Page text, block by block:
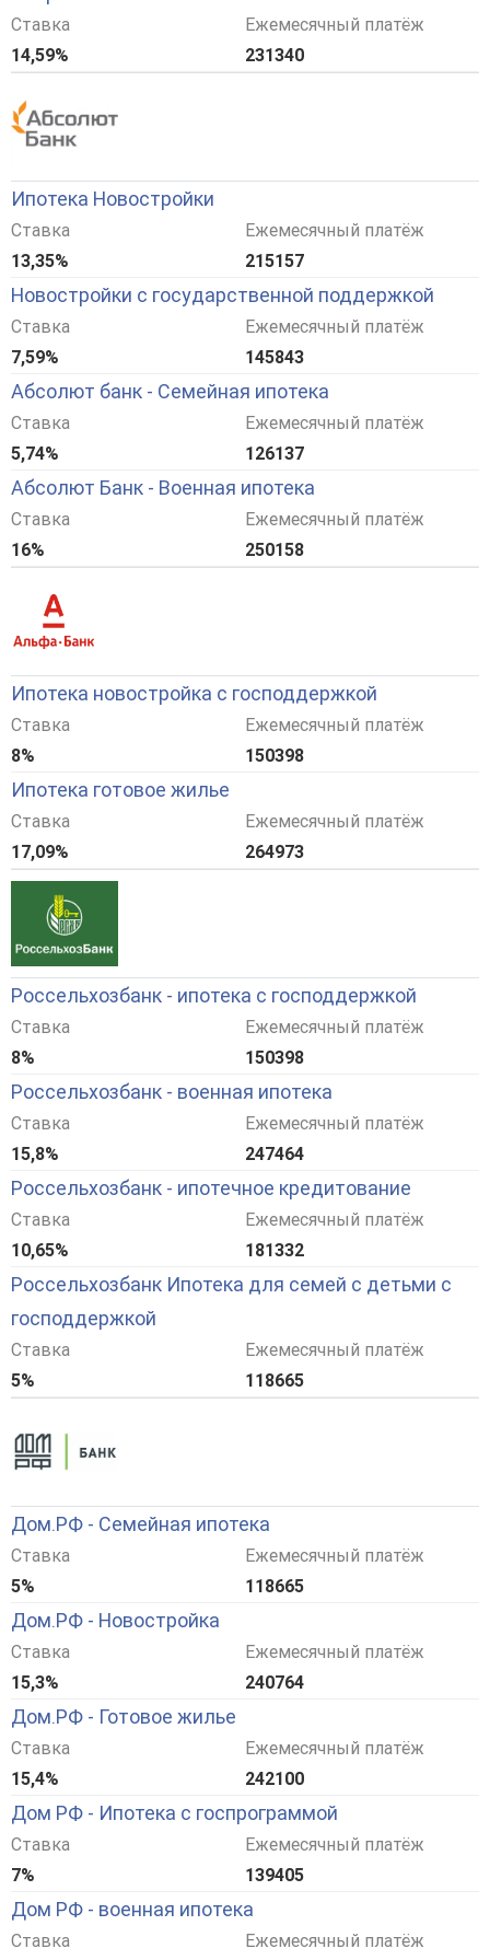
Ставка
14,59%
Ежемесячный платёж
231340
Ипотека Новостройки
Ставка
13,35%
Ежемесячный платёж
215157
Новостройки с государственной поддержкой
Ставка
7,59%
Ежемесячный платёж
145843
Абсолют банк - Семейная ипотека
Ставка
5,74%
Ежемесячный платёж
126137
Абсолют Банк - Военная ипотека
Ставка
16%
Ежемесячный платёж
250158
Ипотека новостройка с господдержкой
Ставка
8%
Ежемесячный платёж
150398
Ипотека готовое жилье
Ставка
17,09%
Ежемесячный платёж
264973
Россельхозбанк - ипотека с господдержкой
Ставка
8%
Ежемесячный платёж
150398
Россельхозбанк - военная ипотека
Ставка
15,8%
Ежемесячный платёж
247464
Россельхозбанк - ипотечное кредитование
Ставка
10,65%
Ежемесячный платёж
181332
Россельхозбанк Ипотека для семей с детьми с
господдержкой
Ставка
5%
Ежемесячный платёж
118665
Дом.РФ - Семейная ипотека
Ставка
5%
Ежемесячный платёж
118665
Дом.РФ - Новостройка
Ставка
15,3%
Ежемесячный платёж
240764
Дом.РФ - Готовое жилье
Ставка
15,4%
Ежемесячный платёж
242100
Дом РФ - Ипотека с госпрограммой
Ставка
7%
Ежемесячный платёж
139405
Дом РФ - военная ипотека
Ставка
Ежемесячный платёж